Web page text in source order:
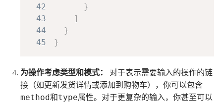
42
}
43
]
44
}
45
}
为操作考虑类型和模式：
对于表示需要输入的操作的链
接（如更新发货详情或添加到购物车），你可以包含
method和type属性。对于更复杂的输入，你甚至可以